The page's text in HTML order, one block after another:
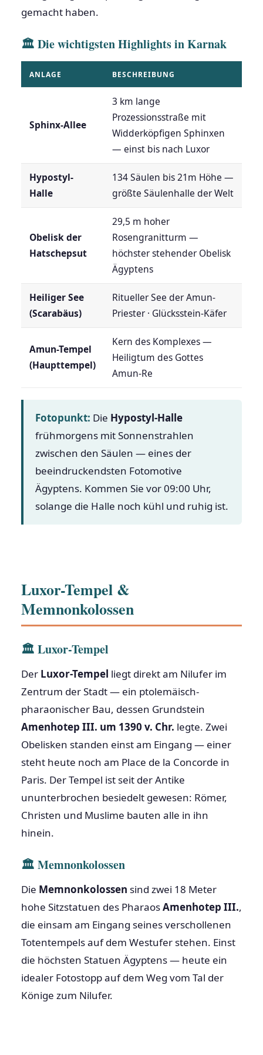
gemacht haben.
🏛 Die wichtigsten Highlights in Karnak
ANLAGE BESCHREIBUNG
Sphinx-Allee
3 km lange
Prozessionsstraße mit
Widderköpfigen Sphinxen
— einst bis nach Luxor
Hypostyl-
Halle
134 Säulen bis 21m Höhe —
größte Säulenhalle der Welt
Obelisk der
Hatschepsut
29,5 m hoher
Rosengranitturm —
höchster stehender Obelisk
Ägyptens
Heiliger See
(Scarabäus)
Ritueller See der Amun-
Priester · Glücksstein-Käfer
Amun-Tempel
(Haupttempel)
Kern des Komplexes —
Heiligtum des Gottes
Amun-Re
Fotopunkt: Die Hypostyl-Halle
frühmorgens mit Sonnenstrahlen
zwischen den Säulen — eines der
beeindruckendsten Fotomotive
Ägyptens. Kommen Sie vor 09:00 Uhr,
solange die Halle noch kühl und ruhig ist.
Luxor-Tempel &
Memnonkolossen
🏛 Luxor-Tempel
Der Luxor-Tempel liegt direkt am Nilufer im
Zentrum der Stadt — ein ptolemäisch-
pharaonischer Bau, dessen Grundstein
Amenhotep III. um 1390 v. Chr. legte. Zwei
Obelisken standen einst am Eingang — einer
steht heute noch am Place de la Concorde in
Paris. Der Tempel ist seit der Antike
ununterbrochen besiedelt gewesen: Römer,
Christen und Muslime bauten alle in ihn
hinein.
🏛 Memnonkolossen
Die Memnonkolossen sind zwei 18 Meter
hohe Sitzstatuen des PharaosAmenhotep III.,
die einsam am Eingang seines verschollenen
Totentempels auf dem Westufer stehen. Einst
die höchsten Statuen Ägyptens — heute ein
idealer Fotostopp auf dem Weg vom Tal der
Könige zum Nilufer.